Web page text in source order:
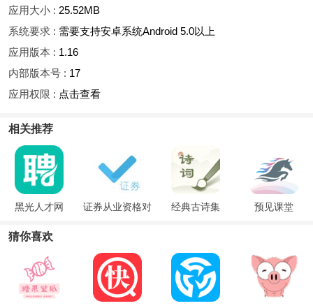
应用大小 : 25.52MB
系统要求 : 需要支持安卓系统Android 5.0以上
应用版本 : 1.16
内部版本号 : 17
应用权限 : 点击查看
相关推荐
黑光人才网
证券从业资格对
经典古诗集 预见课堂
猜你喜欢